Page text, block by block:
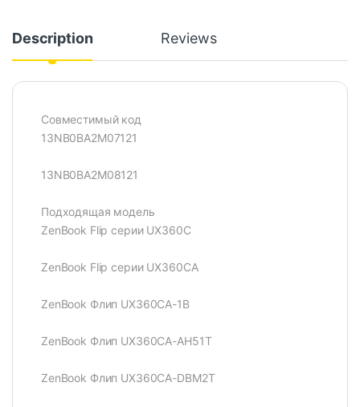
Description Reviews
Совместимый код
13NB0BA2M07121
13NB0BA2M08121
Подходящая модель
ZenBook Flip серии UX360C
ZenBook Flip серии UX360CA
ZenBook Флип UX360CA-1B
ZenBook Флип UX360CA-AH51T
ZenBook Флип UX360CA-DBM2T